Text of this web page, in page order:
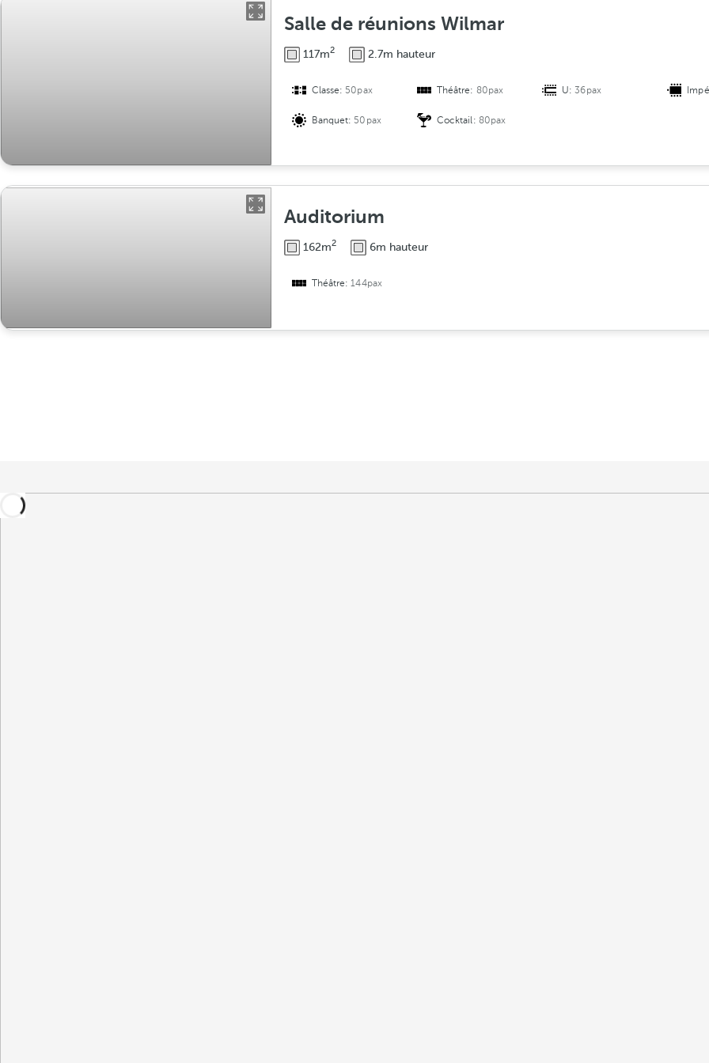
Salle de réunions Wilmar
117m2 2.7m hauteur
Classe: 50pax Théâtre: 80pax U:36pax
Banquet: 50pax Cocktail: 80pax
Auditorium
162m2 6m hauteur
Théâtre:144pax